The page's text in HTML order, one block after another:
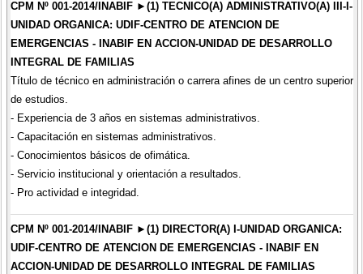
CPM Nº 001-2014/INABIF ►(1) TECNICO(A) ADMINISTRATIVO(A) III-I-
UNIDAD ORGANICA: UDIF-CENTRO DE ATENCION DE
EMERGENCIAS - INABIF EN ACCION-UNIDAD DE DESARROLLO
INTEGRAL DE FAMILIAS
Título de técnico en administración o carrera afines de un centro superior
de estudios.
- Experiencia de 3 años en sistemas administrativos.
- Capacitación en sistemas administrativos.
- Conocimientos básicos de ofimática.
- Servicio institucional y orientación a resultados.
- Pro actividad e integridad.
CPM Nº 001-2014/INABIF ►(1) DIRECTOR(A) I-UNIDAD ORGANICA:
UDIF-CENTRO DE ATENCION DE EMERGENCIAS - INABIF EN
ACCION-UNIDAD DE DESARROLLO INTEGRAL DE FAMILIAS